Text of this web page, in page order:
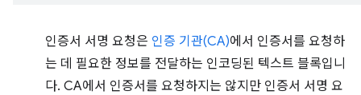
인증서 서명 요청은 인증 기관(CA)에서 인증서를 요청하
는 데 필요한 정보를 전달하는 인코딩된 텍스트 블록입니
다. CA에서 인증서를 요청하지는 않지만 인증서 서명 요